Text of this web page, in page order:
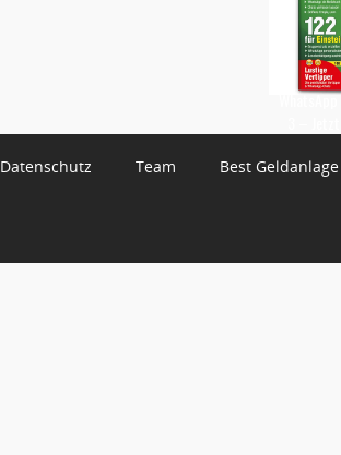
Datenschutz Team Best Geldanlage